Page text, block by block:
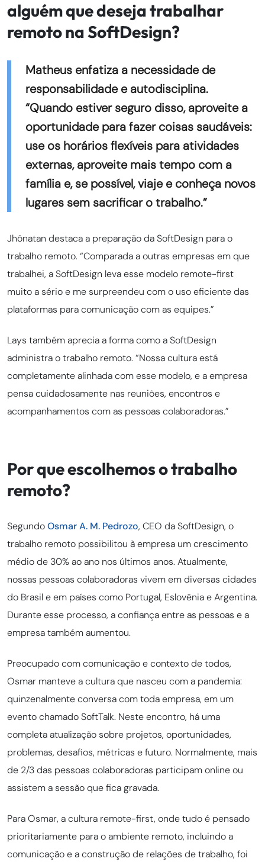
alguém que deseja trabalhar
remoto na SoftDesign?
Matheus enfatiza a necessidade de
responsabilidade e autodisciplina.
“Quando estiver seguro disso, aproveite a
oportunidade para fazer coisas saudáveis:
use os horários flexíveis para atividades
externas, aproveite mais tempo com a
família e, se possível, viaje e conheça novos
lugares sem sacrificar o trabalho.”
Jhônatan destaca a preparação da SoftDesign para o
trabalho remoto. “Comparada a outras empresas em que
trabalhei, a SoftDesign leva esse modelo remote-first
muito a sério e me surpreendeu com o uso eficiente das
plataformas para comunicação com as equipes.”
Lays também aprecia a forma como a SoftDesign
administra o trabalho remoto. “Nossa cultura está
completamente alinhada com esse modelo, e a empresa
pensa cuidadosamente nas reuniões, encontros e
acompanhamentos com as pessoas colaboradoras.”
Por que escolhemos o trabalho
remoto?
SegundoOsmar A. M. Pedrozo, CEO da SoftDesign, o
trabalho remoto possibilitou à empresa um crescimento
médio de 30% ao ano nos últimos anos. Atualmente,
nossas pessoas colaboradoras vivem em diversas cidades
do Brasil e em países como Portugal, Eslovênia e Argentina.
Durante esse processo, a confiança entre as pessoas e a
empresa também aumentou.
Preocupado com comunicação e contexto de todos,
Osmar manteve a cultura que nasceu com a pandemia:
quinzenalmente conversa com toda empresa, em um
evento chamado SoftTalk. Neste encontro, há uma
completa atualização sobre projetos, oportunidades,
problemas, desafios, métricas e futuro. Normalmente, mais
de 2/3 das pessoas colaboradoras participam online ou
assistem a sessão que fica gravada.
Para Osmar, a cultura remote-first, onde tudo é pensado
prioritariamente para o ambiente remoto, incluindo a
comunicação e a construção de relações de trabalho, foi